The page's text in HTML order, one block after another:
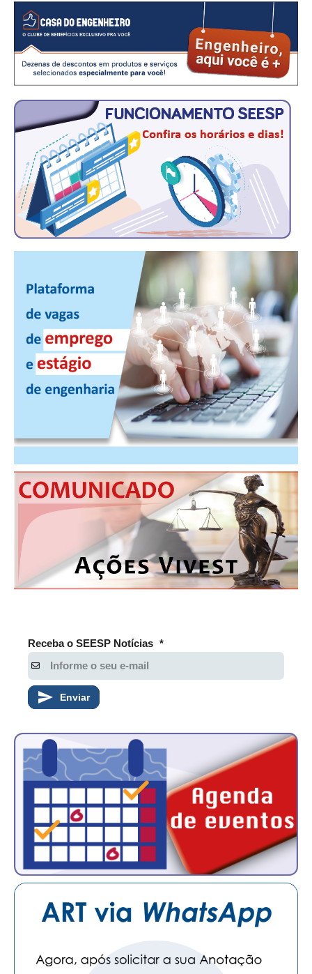
SEESPPREV
CONSÓRCIOS
CAMPANHAS SALARIAIS
PALAVRA DO MURILO
NOTÍCIAS
CONTEÚDO ESPECIAL
JORNAL DO ENGENHEIRO
AGENDA
NOTÍCIAS NO WHATSAPP
FOTOS
PUBLICAÇÕES
MANUAL DE REDAÇÃO
RELEASES
CONTATO
CADASTRO
ASSOCIE-SE
ATUALIZAÇÃO CADASTRAL
NÚCLEO JOVEM
Receba o SEESP Notícias *
Enviar